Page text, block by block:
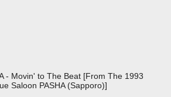
- Movin' to The Beat [From The 1993
Saloon PASHA (Sapporo)]